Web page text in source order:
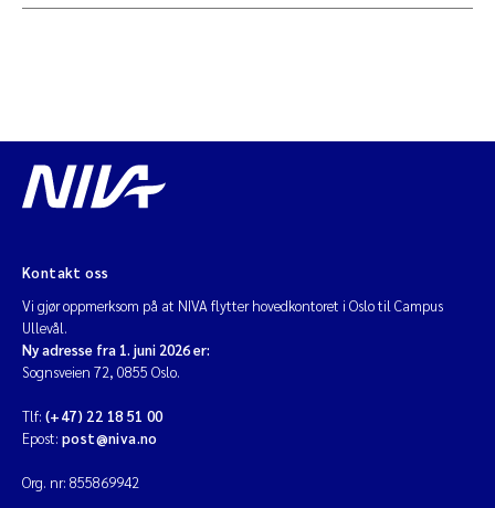
Kontakt oss
Vi gjør oppmerksom på at NIVA flytter hovedkontoret i Oslo til Campus
Ullevål.
Ny adresse fra 1. juni 2026 er:
Sognsveien 72, 0855 Oslo.
Tlf: (+47) 22 18 51 00
Epost: post@niva.no
Org. nr: 855869942